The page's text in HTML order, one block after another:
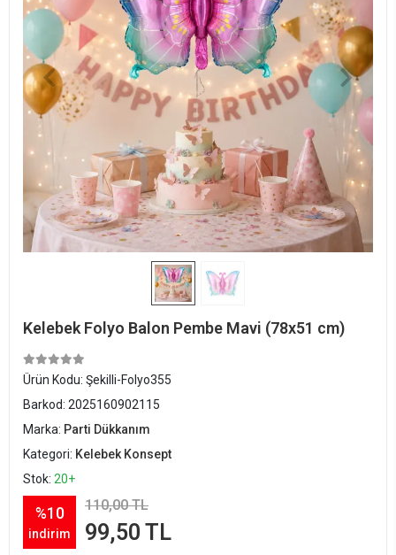
Kelebek Folyo Balon Pembe Mavi (78x51 cm)
Ürün Kodu: Şekilli-Folyo355
Barkod: 2025160902115
Marka: Parti Dükkanım
Kategori: Kelebek Konsept
Stok: 20+
%10
indirim
110,00 TL
99,50 TL